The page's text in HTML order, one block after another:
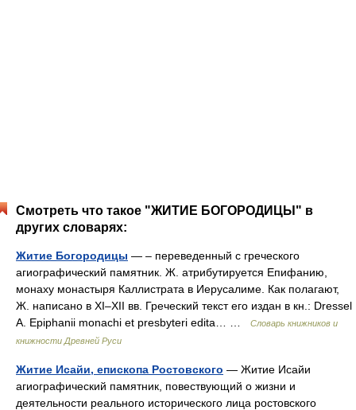
Смотреть что такое "ЖИТИЕ БОГОРОДИЦЫ" в
других словарях:
Житие Богородицы — – переведенный с греческого
агиографический памятник. Ж. атрибутируется Епифанию,
монаху монастыря Каллистрата в Иерусалиме. Как полагают,
Ж. написано в XI–XII вв. Греческий текст его издан в кн.: Dressel
A. Epiphanii monachi et presbyteri edita… …
Словарь книжников и
книжности Древней Руси
Житие Исайи, епископа Ростовского — Житие Исайи
агиографический памятник, повествующий о жизни и
деятельности реального исторического лица ростовского